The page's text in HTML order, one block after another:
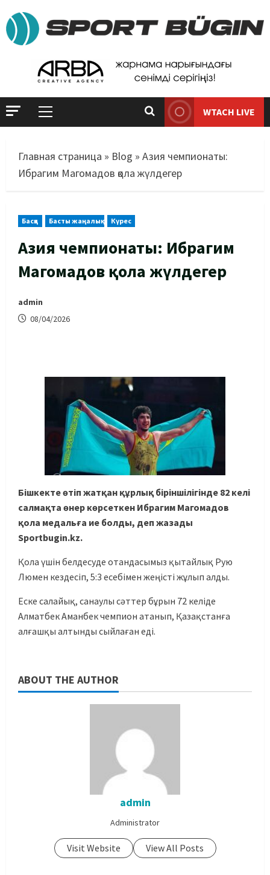
WTACH LIVE
Главная страница » Blog » Азия чемпионаты:
Ибрагим Магомадов қола жүлдегер
Басқа Басты жаңалық Күрес
Азия чемпионаты: Ибрагим
Магомадов қола жүлдегер
admin
08/04/2026
Бішкекте өтіп жатқан құрлық біріншілігінде 82 келі
салмақта өнер көрсеткен Ибрагим Магомадов
қола медальға ие болды, деп жазады
Sportbugin.kz.
Қола үшін белдесуде отандасымыз қытайлық Рую
Люмен кездесіп, 5:3 есебімен жеңісті жұлып алды.
Еске салайық, санаулы сәттер бұрын 72 келіде
Алматбек Аманбек чемпион атанып, Қазақстанға
алғашқы алтынды сыйлаған еді.
ABOUT THE AUTHOR
admin
Administrator
Visit Website View All Posts